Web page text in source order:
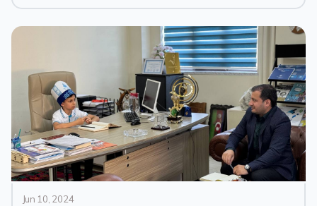
Jun 10, 2024